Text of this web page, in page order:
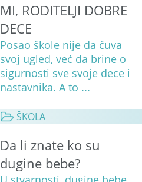
MI, RODITELJI DOBRE
DECE
Posao škole nije da čuva
svoj ugled, već da brine o
sigurnosti sve svoje dece i
nastavnika. A to ...
ŠKOLA
Da li znate ko su
dugine bebe?